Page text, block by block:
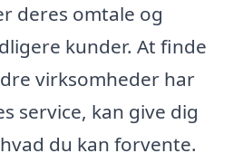
deres omtale og
kunder. At finde
virksomheder har
service, kan give dig
du kan forvente.